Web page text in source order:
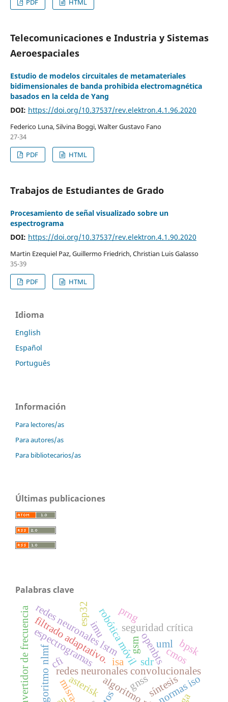
PDF
HTML
Telecomunicaciones e Industria y Sistemas
Aeroespaciales
Estudio de modelos circuitales de metamateriales
bidimensionales de banda prohibida electromagnética
basados en la celda de Yang
DOI: https://doi.org/10.37537/rev.elektron.4.1.96.2020
Federico Luna, Silvina Boggi, Walter Gustavo Fano
27-34
PDF
HTML
Trabajos de Estudiantes de Grado
Procesamiento de señal visualizado sobre un
espectrograma
DOI: https://doi.org/10.37537/rev.elektron.4.1.90.2020
Martin Ezequiel Paz, Guillermo Friedrich, Christian Luis Galasso
35-39
PDF
HTML
Idioma
English
Español
Português
Información
Para lectores/as
Para autores/as
Para bibliotecarios/as
Últimas publicaciones
Palabras clave
redes neuronales convolucionales
redes neuronales lstm
algoritmo nlmf
filtrado adaptativo.robótica móvil
gsmopenbts
sdr
asterisk
espectrogramas
síntesis
seguridad crítica
gnss
imu
uml
misra-c normas iso
bpsk
prng
esp32
convertidor de frecuencia cfi cmos
isa